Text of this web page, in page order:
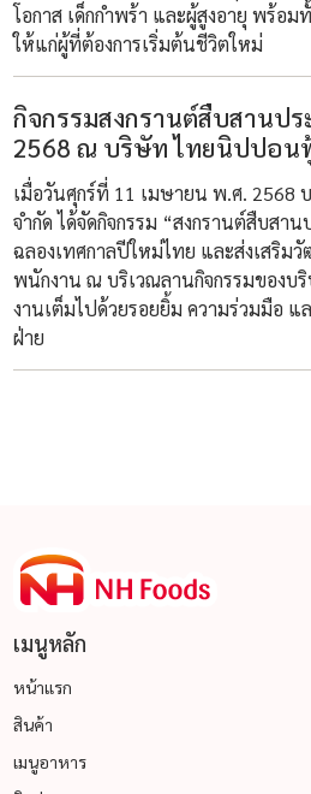
โอกาส เด็กกำพร้า และผู้สูงอายุ พร้อ
ให้แก่ผู้ที่ต้องการเริ่มต้นชีวิตใหม่
กิจกรรมสงกรานต์สืบสานป
2568 ณ บริษัท ไทยนิปปอน
เมื่อวันศุกร์ที่ 11 เมษายน พ.ศ.
จำกัด ได้จัดกิจกรรม “สงกรานต์สืบสา
ฉลองเทศกาลปีใหม่ไทย และส่งเสริม
พนักงาน ณ บริเวณลานกิจกรรมของบ
งานเต็มไปด้วยรอยยิ้ม ความร่วมมือ
ฝ่าย
เมนูหลัก
หน้าแรก
สินค้า
เมนูอาหาร